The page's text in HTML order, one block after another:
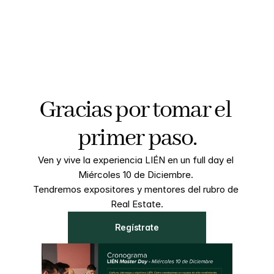
Ven y vive la experiencia LIÉN en un full day el
Miércoles 10 de Diciembre.
Tendremos expositores y mentores del rubro de
Real Estate.
Regístrate
Gracias por tomar el
primer paso.